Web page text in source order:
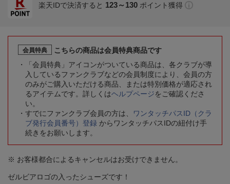
楽天IDで決済すると 123～130 ポイント獲得
会員特典
こちらの商品は会員特典商品です
「会員特典」アイコンがついている商品は、各クラブが導
入しているファンクラブなどの会員制度により、会員の方
のみがご購入いただける商品、または特別価格が適応され
るアイテムです。詳しくはヘルプページをご確認くださ
い。
すでにファンクラブ会員の方は、
ワンタッチパスID（クラ
ブ発行会員番号）登録 からワンタッチパスIDの紐付け手
続きをお願いします。
※ お客様都合によるキャンセルはお受けできません。
ゼルビアロゴの入ったシューズです！